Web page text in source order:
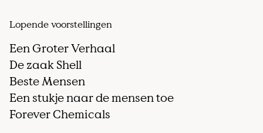
Lopende voorstellingen
Een Groter Verhaal
De zaak Shell
Beste Mensen
Een stukje naar de mensen toe
Forever Chemicals